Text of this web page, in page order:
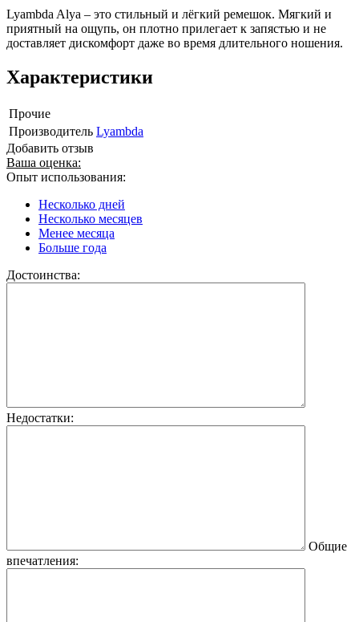
Lyambda Alya – это стильный и лёгкий ремешок. Мягкий и
приятный на ощупь, он плотно прилегает к запястью и не
доставляет дискомфорт даже во время длительного ношения.
Характеристики
Прочие
Производитель Lyambda
Добавить отзыв
Ваша оценка:
Опыт использования:
Несколько дней
Несколько месяцев
Менее месяца
Больше года
Достоинства:
Недостатки:
Общие
впечатления: